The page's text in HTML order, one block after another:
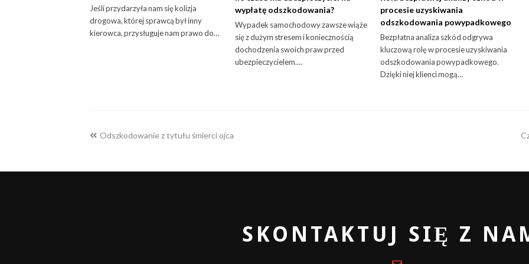
Jeśli przydarzyła nam się kolizja
drogowa, której sprawcą był inny
kierowca, przysługuje nam prawo do…
wypłatę odszkodowania?
Wypadek samochodowy zawsze wiąże
się z dużym stresem i koniecznością
dochodzenia swoich praw przed
ubezpieczycielem.…
procesie uzyskiwania
odszkodowania powypadkowego
Bezpłatna analiza szkód odgrywa
kluczową rolę w procesie uzyskiwania
odszkodowania powypadkowego.
Dzięki niej klienci mogą…
previous
Odszkodowanie z tytułu śmierci ojca
SKONTAKTUJ SIĘ Z